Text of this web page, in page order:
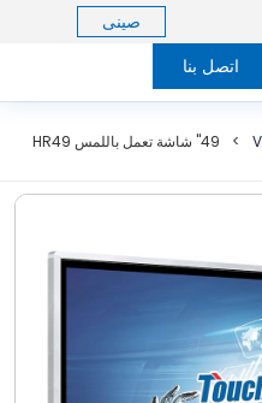
صينى
اتصل بنا
> 49" شاشة تعمل باللمس HR49